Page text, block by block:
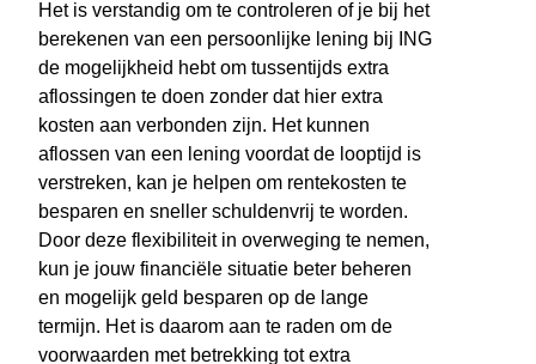
Het is verstandig om te controleren of je bij het
berekenen van een persoonlijke lening bij ING
de mogelijkheid hebt om tussentijds extra
aflossingen te doen zonder dat hier extra
kosten aan verbonden zijn. Het kunnen
aflossen van een lening voordat de looptijd is
verstreken, kan je helpen om rentekosten te
besparen en sneller schuldenvrij te worden.
Door deze flexibiliteit in overweging te nemen,
kun je jouw financiële situatie beter beheren
en mogelijk geld besparen op de lange
termijn. Het is daarom aan te raden om de
voorwaarden met betrekking tot extra